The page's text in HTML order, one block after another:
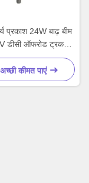
प्रकाश 24W बाढ़ बीम
डीसी ऑफरोड ट्रक
ट्रैक्टर
कीमत पाएं